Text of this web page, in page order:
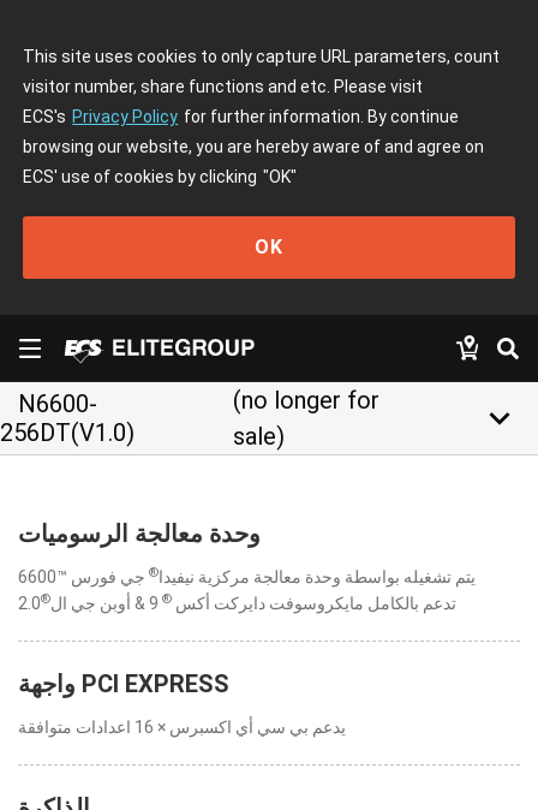
This site uses cookies to only capture URL parameters, count
visitor number, share functions and etc. Please visit
ECS's Privacy Policy for further information. By continue
browsing our website, you are hereby aware of and agree on
ECS' use of cookies by clicking "OK"
OK
N6600-
256DT(V1.0)
(no longer for
sale)
keyboard_arrow_down
وحدة معالجة الرسوميات
يتم تشغيله بواسطة وحدة معالجة مركزية نيفيدا® جي فورس ™6600
تدعم بالكامل مايكروسوفت دايركت أكس ®
®
2.0
واجهة PCI EXPRESS
يدعم بي سي أي اكسبرس × 16 اعدادات متوافقة